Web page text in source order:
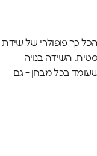
כך פופולרי של שידת
השידה בנויה
בכל מבחן - גם
הזה מתאים בדיוק
הם כבר יודעים איך
האיכות האירופאית
הרכה למגע ועד